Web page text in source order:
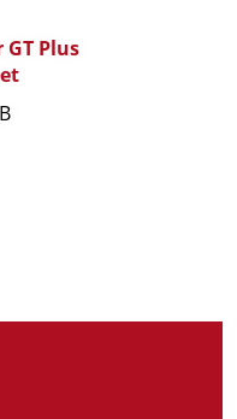
GT Plus